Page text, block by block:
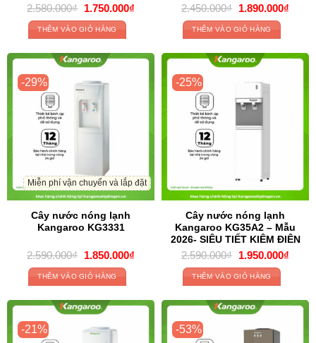
2.580.000₫ Original
price
was:
2.580.000₫.
1.750.000₫Current
1.750.000₫.
THÊM VÀO GIỎ HÀNG
2.450.000₫ Original
price
was:
2.450.000₫.
1.890.000₫
THÊM VÀO GIỎ HÀNG
-29%
Miễn phí vận chuyển và lắp đặt
Cây nước nóng lạnh
Kangaroo KG3331
2.590.000₫ Original
price
was:
2.590.000₫.
1.850.000₫Current
1.850.000₫.
THÊM VÀO GIỎ HÀNG
-25%
Cây nước nóng lạnh
Kangaroo KG35A2 – Mẫu
2026- SIÊU TIẾT KIỆM ĐIỆN
2.590.000₫ Original
price
was:
2.590.000₫.
1.950.000₫
THÊM VÀO GIỎ HÀNG
-21% -53%